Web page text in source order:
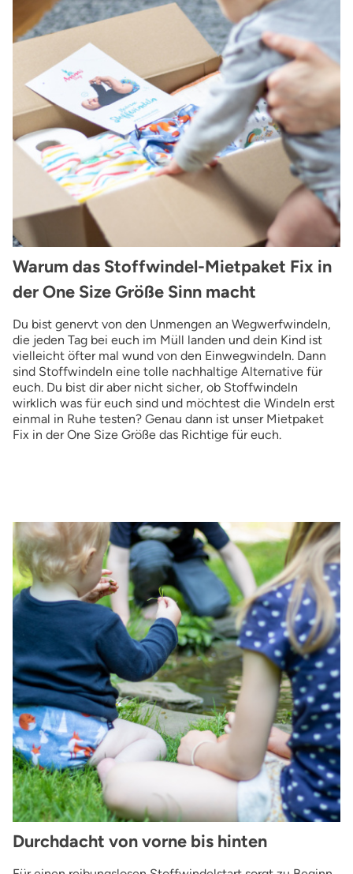
Warum das Stoffwindel-Mietpaket Fix in
der One Size Größe Sinn macht
Du bist genervt von den Unmengen an Wegwerfwindeln,
die jeden Tag bei euch im Müll landen und dein Kind ist
vielleicht öfter mal wund von den Einwegwindeln. Dann
sind Stoffwindeln eine tolle nachhaltige Alternative für
euch. Du bist dir aber nicht sicher, ob Stoffwindeln
wirklich was für euch sind und möchtest die Windeln erst
einmal in Ruhe testen? Genau dann ist unser Mietpaket
Fix in der One Size Größe das Richtige für euch.
Durchdacht von vorne bis hinten